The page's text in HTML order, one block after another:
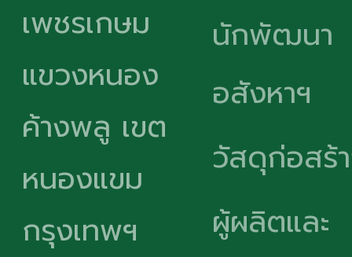
เพชรเกษม
แขวงหนอง
ค้างพลู เขต
หนองแขม
กรุงเทพฯ
นักพัฒนา
อสังหาฯ
วัสดุก่อสร้
ผู้ผลิตและ